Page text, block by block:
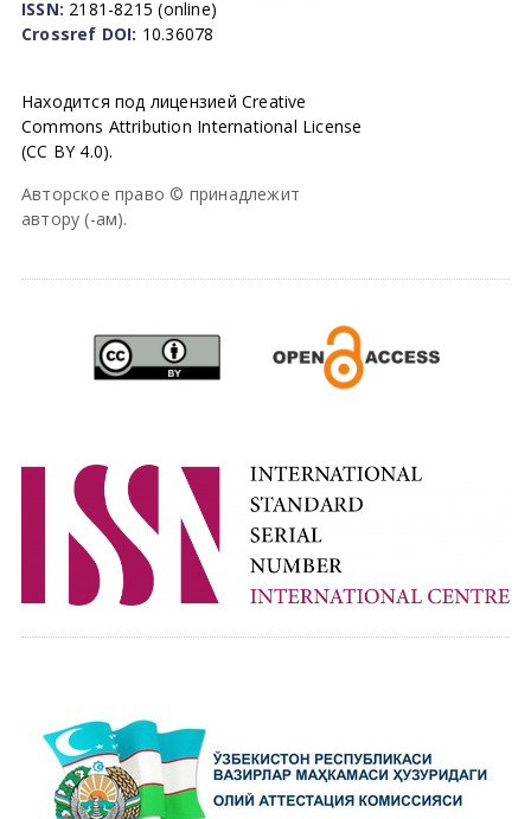
ISSN: 2181-8215 (online)
Crossref DOI: 10.36078
Находится под лицензией Creative
Commons Attribution International License
(CC BY 4.0).
Авторское право © принадлежит
автору (-ам).